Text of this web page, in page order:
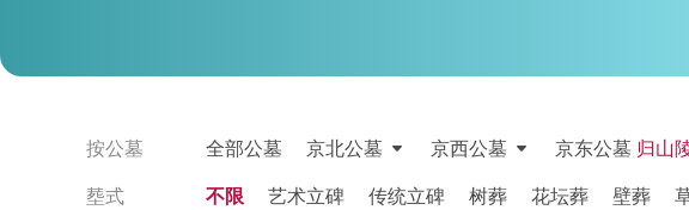
按公墓 全部公墓 京北公墓 京西公墓 京东公墓 归山
塟式
不限 艺术立碑 传统立碑 树葬 花坛葬 壁葬